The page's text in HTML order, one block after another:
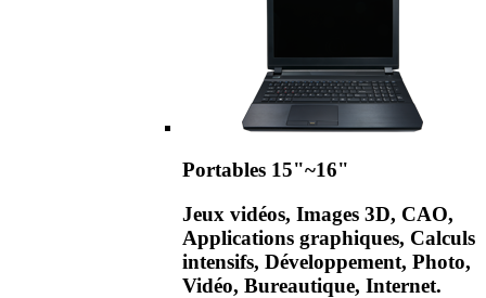
Portables 15"~16"
Jeux vidéos, Images 3D, CAO,
Applications graphiques, Calculs
intensifs, Développement, Photo,
Vidéo, Bureautique, Internet.